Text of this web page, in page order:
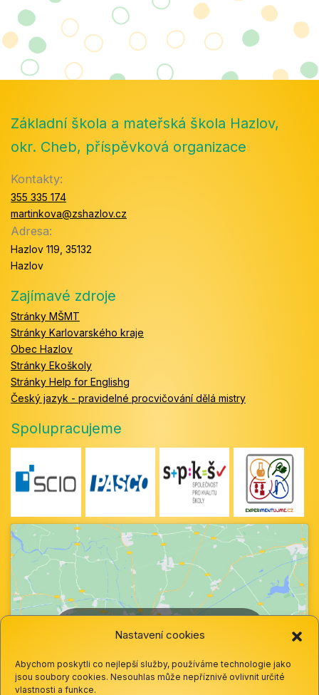
Nastavení cookies
Abychom poskytli co nejlepší služby, používáme technologie jako
jsou soubory cookies. Nesouhlas může nepříznivě ovlivnit určité
vlastnosti a funkce.
Základní škola a mateřská škola Hazlov,
okr. Cheb, příspěvková organizace
Kontakty:
355 335 174
martinkova@zshazlov.cz
Adresa:
Hazlov 119, 35132
Hazlov
Zajímavé zdroje
Stránky MŠMT
Stránky Karlovarského kraje
Obec Hazlov
Stránky Ekoškoly
Stránky Help for Englishg
Český jazyk - pravidelné procvičování dělá mistry
Spolupracujeme
cookie a povolte tento obsah